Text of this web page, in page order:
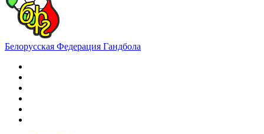
Белорусская Федерация Гандбола